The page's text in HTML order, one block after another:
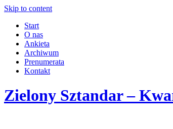
Skip to content
Start
O nas
Ankieta
Archiwum
Prenumerata
Kontakt
Zielony Sztandar –